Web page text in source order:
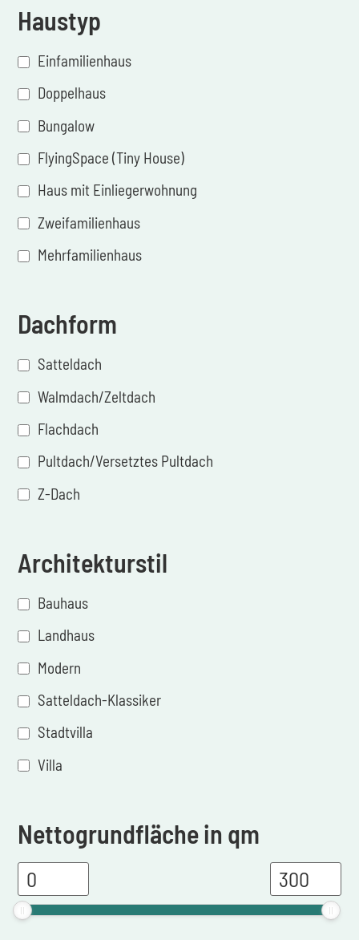
Haustyp
Einfamilienhaus
Doppelhaus
Bungalow
FlyingSpace (Tiny House)
Haus mit Einliegerwohnung
Zweifamilienhaus
Mehrfamilienhaus
Dachform
Satteldach
Walmdach/Zeltdach
Flachdach
Pultdach/Versetztes Pultdach
Z-Dach
Architekturstil
Bauhaus
Landhaus
Modern
Satteldach-Klassiker
Stadtvilla
Villa
Nettogrundfläche in qm